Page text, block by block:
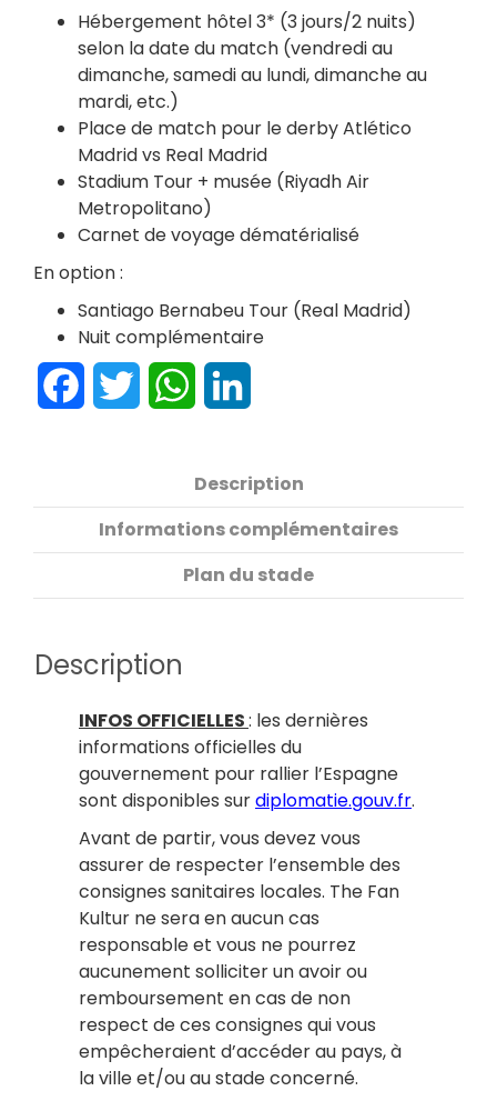
Hébergement hôtel 3* (3 jours/2 nuits)
selon la date du match (vendredi au
dimanche, samedi au lundi, dimanche au
mardi, etc.)
Place de match pour le derby Atlético
Madrid vs Real Madrid
Stadium Tour + musée (Riyadh Air
Metropolitano)
Carnet de voyage dématérialisé
En option :
Santiago Bernabeu Tour (Real Madrid)
Nuit complémentaire
FacebookTwitter WhatsApp
Description
Informations complémentaires
Plan du stade
Description
INFOS OFFICIELLES: les dernières
informations officielles du
gouvernement pour rallier l’Espagne
sont disponibles surdiplomatie.gouv.fr.
Avant de partir, vous devez vous
assurer de respecter l’ensemble des
consignes sanitaires locales. The Fan
Kultur ne sera en aucun cas
responsable et vous ne pourrez
aucunement solliciter un avoir ou
remboursement en cas de non
respect de ces consignes qui vous
empêcheraient d’accéder au pays, à
la ville et/ou au stade concerné.